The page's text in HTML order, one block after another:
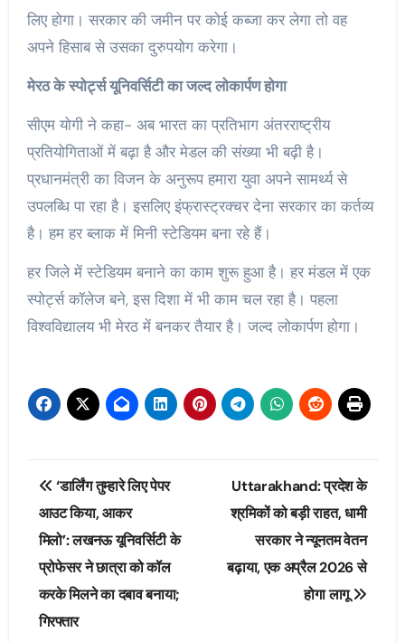
लिए होगा। सरकार की जमीन पर कोई कब्जा कर लेगा तो वह
अपने हिसाब से उसका दुरुपयोग करेगा।
मेरठ के स्पोर्ट्स यूनिवर्सिटी का जल्द लोकार्पण होगा
सीएम योगी ने कहा- अब भारत का प्रतिभाग अंतरराष्ट्रीय
प्रतियोगिताओं में बढ़ा है और मेडल की संख्या भी बढ़ी है।
प्रधानमंत्री का विजन के अनुरूप हमारा युवा अपने सामर्थ्य से
उपलब्धि पा रहा है। इसलिए इंफ्रास्ट्रक्चर देना सरकार का कर्तव्य
है। हम हर ब्लाक में मिनी स्टेडियम बना रहे हैं।
हर जिले में स्टेडियम बनाने का काम शुरू हुआ है। हर मंडल में एक
स्पोर्ट्स कॉलेज बने, इस दिशा में भी काम चल रहा है। पहला
विश्वविद्यालय भी मेरठ में बनकर तैयार है। जल्द लोकार्पण होगा।
Post
navigation
‘डार्लिंग तुम्हारे लिए पेपर
आउट किया, आकर
मिलो’: लखनऊ यूनिवर्सिटी के
प्रोफेसर ने छात्रा को कॉल
करके मिलने का दबाव बनाया;
गिरफ्तार
Uttarakhand: प्रदेश के
श्रमिकों को बड़ी राहत, धामी
सरकार ने न्यूनतम वेतन
बढ़ाया, एक अप्रैल 2026 से
होगा लागू